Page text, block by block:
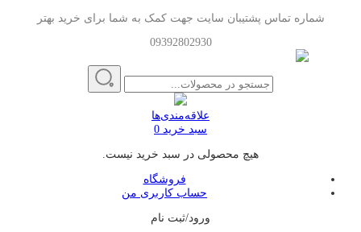
شماره تماس پشتیبان سایت جهت کمک به شما برای خرید بهتر
09392802930
علاقه‌مندی‌ها
سبد خرید 0
هیچ محصولی در سبد خرید نیست.
فروشگاه
حساب کاربری من
ورود/ثبت نام